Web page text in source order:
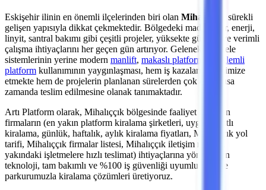
Eskişehirilinin en önemli ilçelerinden biri olan Mihalıççık
, sürekli
gelişen yapısıyla dikkat çekmektedir. Bölgedeki maden, bor, enerji,
linyit, santral bakımı gibi çeşitli projeler, yüksekte güvenli ve verimli
çalışma ihtiyaçlarını her geçen gün artırıyor. Geleneksel iskele
sistemlerinin yerine modern manlift, makaslı platform
eklemli
platform kullanımının yaygınlaşması, hem iş kazalarını minimize
etmekte hem de projelerin planlanan sürelerden çok daha kısa
zamanda teslim edilmesine olanak tanımaktadır.
Artı Platform olarak, Mihalıççık bölgesinde faaliyet gösteren
firmaların (en yakın platform kiralama şirketleri, uygun fiyatlı
kiralama, günlük, haftalık, aylık kiralama fiyatları, Mihalıççık yol
tarifi, Mihalıççık firmalar listesi, Mihalıççık iletişim rehberi,
yakındaki işletmelere hızlı teslimat) ihtiyaçlarına yönelik son
teknoloji, tam bakımlı ve %100 iş güvenliği uyumlu makine
parkurumuzla kiralama çözümleri üretiyoruz.